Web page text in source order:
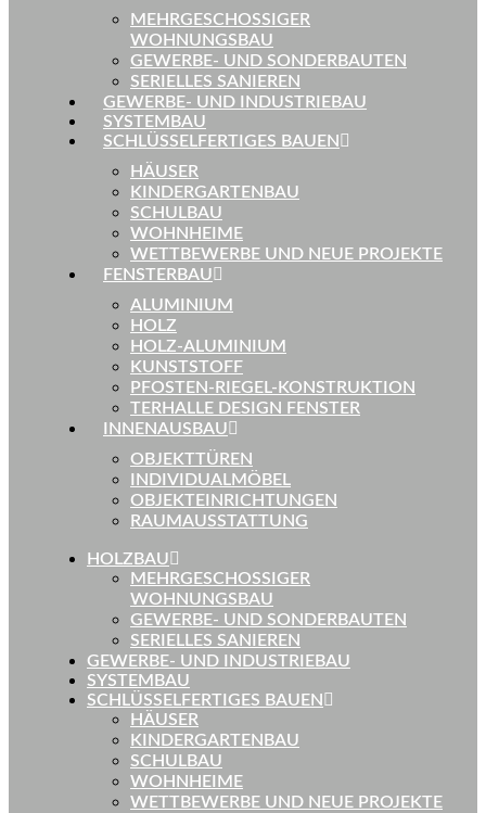
MEHRGESCHOSSIGER
WOHNUNGSBAU
GEWERBE- UND SONDERBAUTEN
SERIELLES SANIEREN
GEWERBE- UND INDUSTRIEBAU
SYSTEMBAU
SCHLÜSSELFERTIGES BAUEN
HÄUSER
KINDERGARTENBAU
SCHULBAU
WOHNHEIME
WETTBEWERBE UND NEUE PROJEKTE
FENSTERBAU
ALUMINIUM
HOLZ
HOLZ-ALUMINIUM
KUNSTSTOFF
PFOSTEN-RIEGEL-KONSTRUKTION
TERHALLE DESIGN FENSTER
INNENAUSBAU
OBJEKTTÜREN
INDIVIDUALMÖBEL
OBJEKTEINRICHTUNGEN
RAUMAUSSTATTUNG
HOLZBAU
MEHRGESCHOSSIGER
WOHNUNGSBAU
GEWERBE- UND SONDERBAUTEN
SERIELLES SANIEREN
GEWERBE- UND INDUSTRIEBAU
SYSTEMBAU
SCHLÜSSELFERTIGES BAUEN
HÄUSER
KINDERGARTENBAU
SCHULBAU
WOHNHEIME
WETTBEWERBE UND NEUE PROJEKTE